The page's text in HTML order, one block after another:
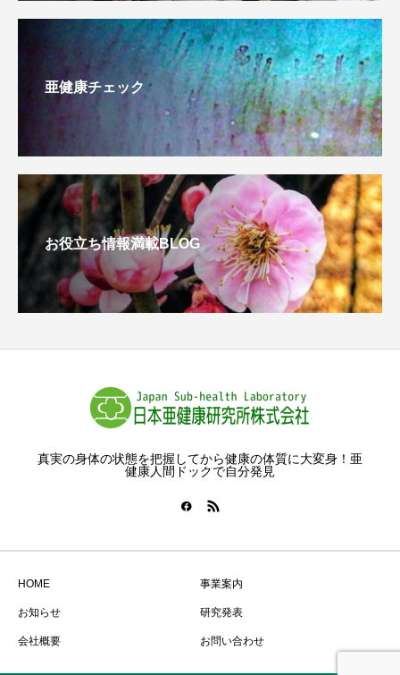
亜健康チェック
お役立ち情報満載BLOG
真実の身体の状態を把握してから健康の体質に大変身！亜
健康人間ドックで自分発見
HOME 事業案内
お知らせ 研究発表
会社概要 お問い合わせ